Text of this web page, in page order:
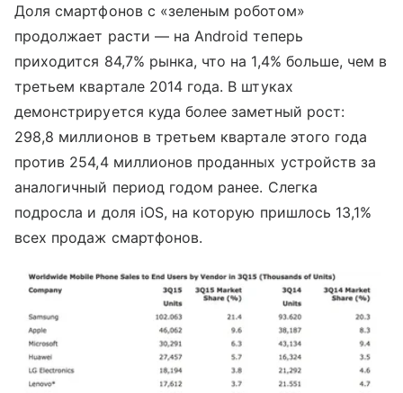
Доля смартфонов с «зеленым роботом»
продолжает расти — на Android теперь
приходится 84,7% рынка, что на 1,4% больше, чем в
третьем квартале 2014 года. В штуках
демонстрируется куда более заметный рост:
298,8 миллионов в третьем квартале этого года
против 254,4 миллионов проданных устройств за
аналогичный период годом ранее. Слегка
подросла и доля iOS, на которую пришлось 13,1%
всех продаж смартфонов.